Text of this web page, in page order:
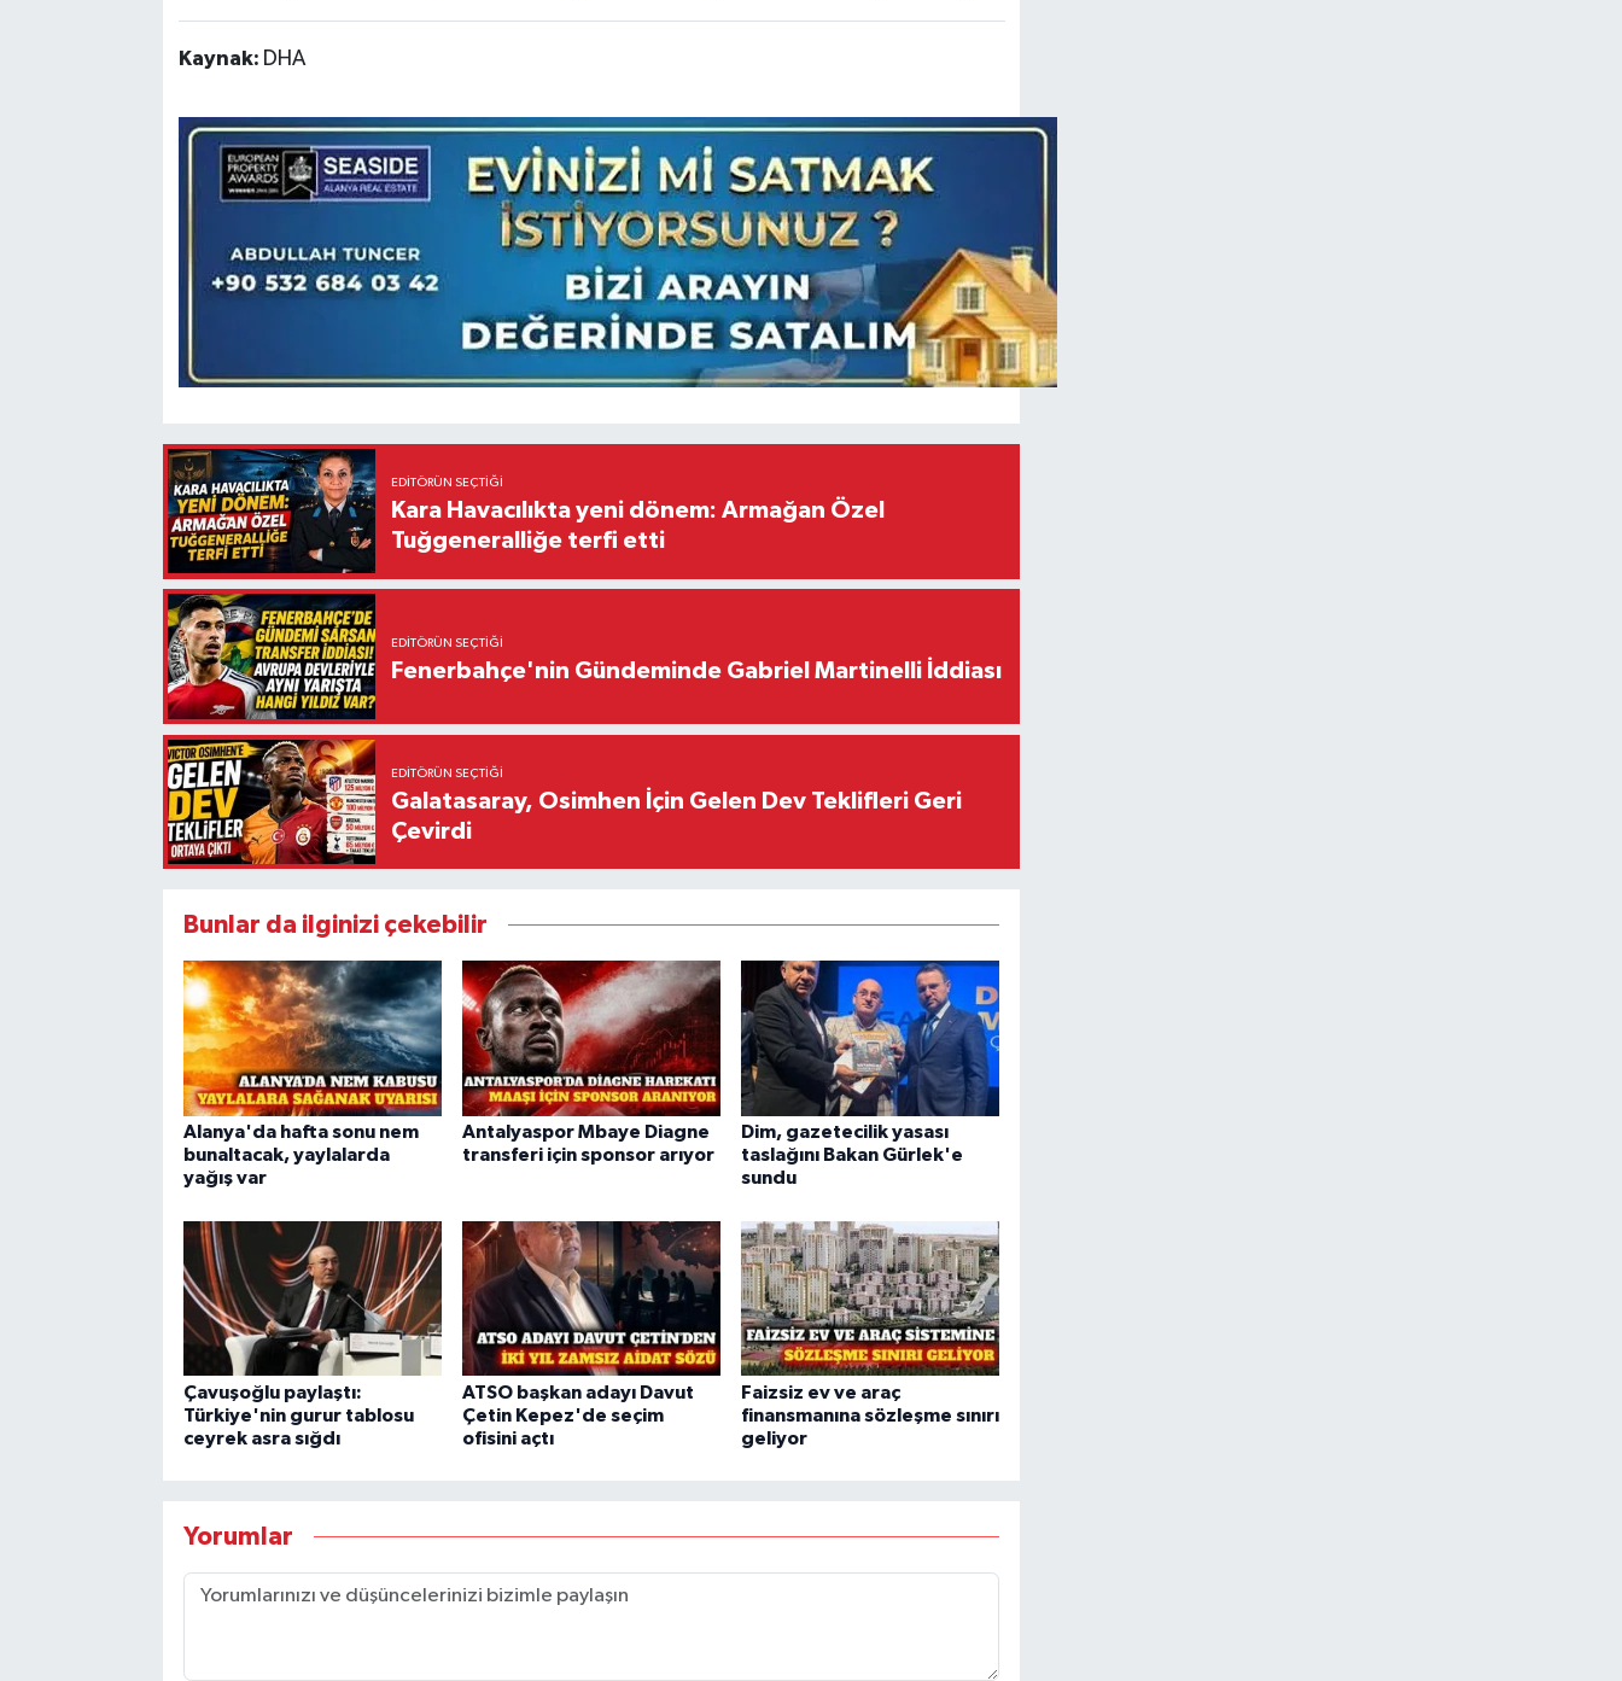
Kaynak: DHA
EDITÖRÜN SEÇTIĞI
Kara Havacılıkta yeni dönem: Armağan Özel
Tuğgeneralliğe terfi etti
EDITÖRÜN SEÇTIĞI
Fenerbahçe'nin Gündeminde Gabriel Martinelli İddiası
EDITÖRÜN SEÇTIĞI
Galatasaray, Osimhen İçin Gelen Dev Teklifleri Geri
Çevirdi
Bunlar da ilginizi çekebilir
Alanya'da hafta sonu nem
bunaltacak, yaylalarda
yağış var
Antalyaspor Mbaye Diagne
transferi için sponsor arıyor
Dim, gazetecilik yasası
taslağını Bakan Gürlek'e
sundu
Çavuşoğlu paylaştı:
Türkiye'nin gurur tablosu
ceyrek asra sığdı
ATSO başkan adayı Davut
Çetin Kepez'de seçim
ofisini açtı
Faizsiz ev ve araç
finansmanına sözleşme sınırı
geliyor
Yorumlar